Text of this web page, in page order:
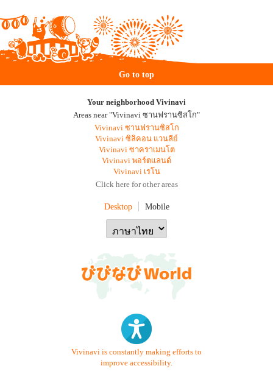
Go to top
Your neighborhood Vivinavi
Areas near "Vivinavi ซานฟรานซิสโก"
Vivinavi ซานฟรานซิสโก
Vivinavi ซิลิคอน แวนลีย์
Vivinavi ซาคราเมนโต
Vivinavi พอร์ตแลนด์
Vivinavi เรโน
Click here for other areas
Desktop Mobile
Vivinavi is constantly making efforts to
improve accessibility.